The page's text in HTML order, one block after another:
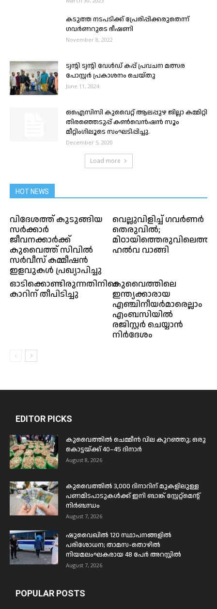
കടുത്ത നടപടിക്ക്‌ പ്രേരിപ്പിക്കരുതെന്ന്
ഗവർണറുടെ ഭീഷണി
November 8, 2022
ട്വന്റി ട്വന്റി വേൾഡ്‌ കപ്പ്‌ പ്രവചന മത്സര
പോസ്റ്റർ പ്രകാശനം ചെയ്തു
June 11, 2024
ഒഐസിസി കുവൈറ്റ് ആലപ്പുഴ ജില്ലാ കമ്മിറ്റി
തിരഞ്ഞെടുപ്പ് കൺവെൻഷൻ സൂം
മീറ്റിംഗിലൂടെ സംഘടിപ്പിച്ചു.
December 5, 2020
Load more
HOT NEWS
വിദേശത്ത് കുടുങ്ങിയ
സർക്കാർ
ജീവനക്കാർക്ക്
കുവൈത്ത് സിവിൽ
സർവീസ് കമ്മീഷൻ
ഇളവുകൾ പ്രഖ്യാപിച്ചു
വെല്ലുവിളിച്ച് ഗവർണർ
തെരുവിൽ;
മിഠായിത്തെരുവിലെത്തി
ഹൽവ വാങ്ങി
ഓടിക്കൊണ്ടിരുന്നതിനിടെ
കാറിന് തീപിടിച്ചു
കുവൈത്തിലെ
ഇന്ത്യക്കാരായ
എഞ്ചിനീയർമാരെല്ലാം
എംബസിയിൽ
രജിസ്റ്റർ ചെയ്യാൻ
നിർദേശം
EDITOR PICKS
കുവൈത്തിൽ ചെമ്മീൻ വില കുറഞ്ഞു; ഒരു
കൊട്ടയ്ക്ക് 40–45 ദിനാർ
August 8, 2026
കുവൈത്തിൽ 3,000 ദിനാറിന് മുകളിലുള്ള
പണമിടപാടുകൾക്ക് ഇനി ബാങ്ക് സ്റ്റേറ്റ്മെന്റ്
നിർബന്ധം
August 7, 2026
ഷുവൈഖിൽ 120 സ്ഥാപനങ്ങളിൽ
പരിശോധന; താമസ-തൊഴിൽ
നിയമലംഘകരായ 48 പേർ അറസ്റ്റിൽ
August 7, 2026
POPULAR POSTS